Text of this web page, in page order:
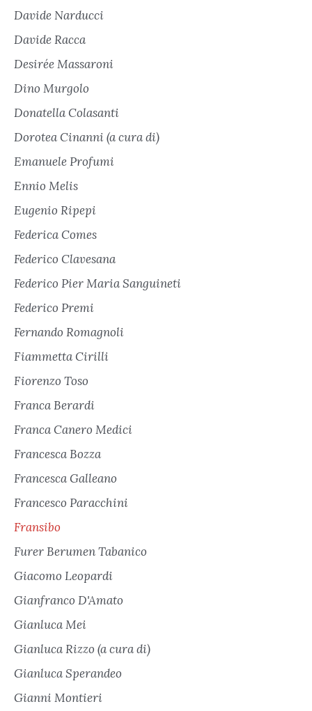
Davide Narducci
Davide Racca
Desirée Massaroni
Dino Murgolo
Donatella Colasanti
Dorotea Cinanni (a cura di)
Emanuele Profumi
Ennio Melis
Eugenio Ripepi
Federica Comes
Federico Clavesana
Federico Pier Maria Sanguineti
Federico Premi
Fernando Romagnoli
Fiammetta Cirilli
Fiorenzo Toso
Franca Berardi
Franca Canero Medici
Francesca Bozza
Francesca Galleano
Francesco Paracchini
Fransibo
Furer Berumen Tabanico
Giacomo Leopardi
Gianfranco D'Amato
Gianluca Mei
Gianluca Rizzo (a cura di)
Gianluca Sperandeo
Gianni Montieri